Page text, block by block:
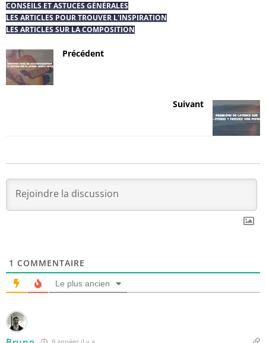
CONSEILS ET ASTUCES GÉNÉRALES
LES ARTICLES POUR TROUVER L'INSPIRATION
LES ARTICLES SUR LA COMPOSITION
Précédent
Suivant
1 COMMENTAIRE
Le plus ancien